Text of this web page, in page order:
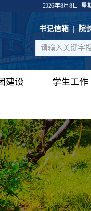
2026年8月8日 星
院
|
书记信箱
建设 学生工作